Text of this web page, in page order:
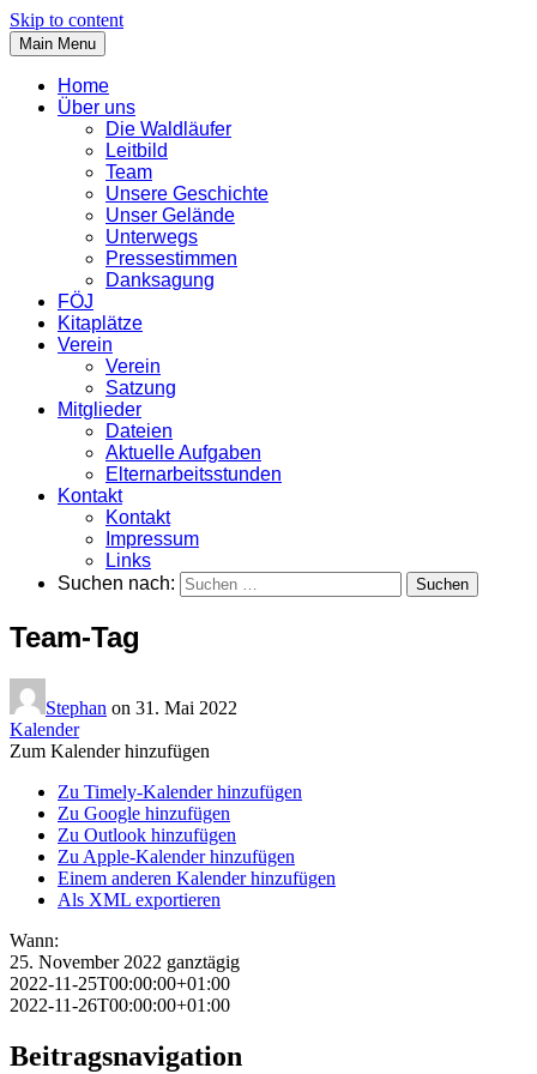
Skip to content
Main Menu
Home
Über uns
Die Waldläufer
Leitbild
Team
Unsere Geschichte
Unser Gelände
Unterwegs
Pressestimmen
Danksagung
FÖJ
Kitaplätze
Verein
Verein
Satzung
Mitglieder
Dateien
Aktuelle Aufgaben
Elternarbeitsstunden
Kontakt
Kontakt
Impressum
Links
Suchen nach:
Team-Tag
Stephan on 31. Mai 2022
Kalender
Zum Kalender hinzufügen
Zu Timely-Kalender hinzufügen
Zu Google hinzufügen
Zu Outlook hinzufügen
Zu Apple-Kalender hinzufügen
Einem anderen Kalender hinzufügen
Als XML exportieren
Wann:
25. November 2022 ganztägig
2022-11-25T00:00:00+01:00
2022-11-26T00:00:00+01:00
Beitragsnavigation